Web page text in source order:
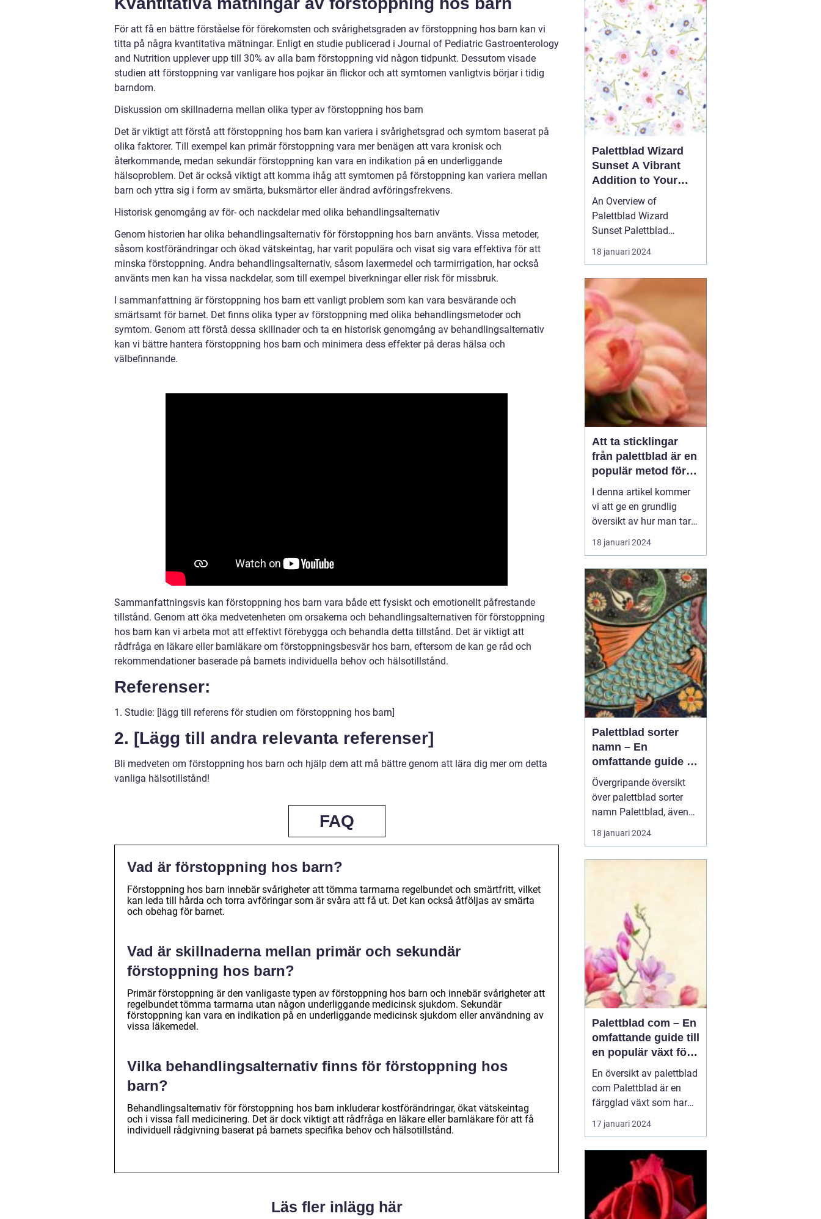
För att få en bättre förståelse för förekomsten och svårighetsgraden av förstoppning hos barn kan vi
titta på några kvantitativa mätningar. Enligt en studie publicerad i Journal of Pediatric Gastroenterology
and Nutrition upplever upp till 30% av alla barn förstoppning vid någon tidpunkt. Dessutom visade
studien att förstoppning var vanligare hos pojkar än flickor och att symtomen vanligtvis börjar i tidig
barndom.
Diskussion om skillnaderna mellan olika typer av förstoppning hos barn
Det är viktigt att förstå att förstoppning hos barn kan variera i svårighetsgrad och symtom baserat på
olika faktorer. Till exempel kan primär förstoppning vara mer benägen att vara kronisk och
återkommande, medan sekundär förstoppning kan vara en indikation på en underliggande
hälsoproblem. Det är också viktigt att komma ihåg att symtomen på förstoppning kan variera mellan
barn och yttra sig i form av smärta, buksmärtor eller ändrad avföringsfrekvens.
Historisk genomgång av för- och nackdelar med olika behandlingsalternativ
Genom historien har olika behandlingsalternativ för förstoppning hos barn använts. Vissa metoder,
såsom kostförändringar och ökad vätskeintag, har varit populära och visat sig vara effektiva för att
minska förstoppning. Andra behandlingsalternativ, såsom laxermedel och tarmirrigation, har också
använts men kan ha vissa nackdelar, som till exempel biverkningar eller risk för missbruk.
I sammanfattning är förstoppning hos barn ett vanligt problem som kan vara besvärande och
smärtsamt för barnet. Det finns olika typer av förstoppning med olika behandlingsmetoder och
symtom. Genom att förstå dessa skillnader och ta en historisk genomgång av behandlingsalternativ
kan vi bättre hantera förstoppning hos barn och minimera dess effekter på deras hälsa och
välbefinnande.
Sammanfattningsvis kan förstoppning hos barn vara både ett fysiskt och emotionellt påfrestande
tillstånd. Genom att öka medvetenheten om orsakerna och behandlingsalternativen för förstoppning
hos barn kan vi arbeta mot att effektivt förebygga och behandla detta tillstånd. Det är viktigt att
rådfråga en läkare eller barnläkare om förstoppningsbesvär hos barn, eftersom de kan ge råd och
rekommendationer baserade på barnets individuella behov och hälsotillstånd.
Referenser:
1. Studie: [lägg till referens för studien om förstoppning hos barn]
2. [Lägg till andra relevanta referenser]
Bli medveten om förstoppning hos barn och hjälp dem att må bättre genom att lära dig mer om detta
vanliga hälsotillstånd!
FAQ
Vad är förstoppning hos barn?
Förstoppning hos barn innebär svårigheter att tömma tarmarna regelbundet och smärtfritt, vilket
kan leda till hårda och torra avföringar som är svåra att få ut. Det kan också åtföljas av smärta
och obehag för barnet.
Vad är skillnaderna mellan primär och sekundär
förstoppning hos barn?
Primär förstoppning är den vanligaste typen av förstoppning hos barn och innebär svårigheter att
regelbundet tömma tarmarna utan någon underliggande medicinsk sjukdom. Sekundär
förstoppning kan vara en indikation på en underliggande medicinsk sjukdom eller användning av
vissa läkemedel.
Vilka behandlingsalternativ finns för förstoppning hos
barn?
Behandlingsalternativ för förstoppning hos barn inkluderar kostförändringar, ökat vätskeintag
och i vissa fall medicinering. Det är dock viktigt att rådfråga en läkare eller barnläkare för att få
individuell rådgivning baserat på barnets specifika behov och hälsotillstånd.
Läs fler inlägg här
belöningar. Oavsett om
du är ...
Palettblad Wizard
Sunset A Vibrant
Addition to Your
Garden
An Overview of
Palettblad Wizard
Sunset Palettblad
Wizard Sunset is a
remarkable plant that
popularity among
garden enthusiasts. With
its stunning foliage and
vibrant colors, it adds a
touch of beauty and
charm to any garden o...
18 januari 2024
Att ta sticklingar
från palettblad är en
populär metod för
att föröka denna
vackra växt på ett
effektivt sätt
I denna artikel kommer
vi att ge en grundlig
översikt av hur man tar
sticklingar från
palettblad, presentera
och diskutera de
historiska för- och
nackdelarna med olika
metoder. Vi kommer
också att inkludera
kvantitativa mätn...
18 januari 2024
Palettblad sorter
namn – En
omfattande guide till
populära och unika
sorter
Övergripande översikt
över palettblad sorter
namn Palettblad, även
känt som Coleus, är en
populär växt som lockar
sorter och namn är
palettblad ett livligt och
vackert inslag i trädgår...
18 januari 2024
Palettblad com – En
omfattande guide till
en populär växt för
privatpersoner
En översikt av palettblad
com Palettblad är en
färgglad växt som har
blivit väldigt populär
bland
inom inredning. En
växthusodlare i USA,
Walter Turner, har
utvecklat en
17 januari 2024